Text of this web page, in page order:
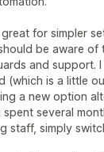
for simpler
be aware
and support.
(which is a little
a new option
several
staff, simply